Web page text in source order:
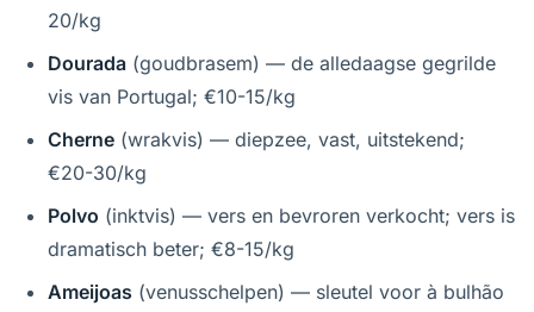
20/kg
Dourada (goudbrasem) — de alledaagse gegrilde
vis van Portugal; €10-15/kg
Cherne (wrakvis) — diepzee, vast, uitstekend;
€20-30/kg
Polvo (inktvis) — vers en bevroren verkocht; vers is
dramatisch beter; €8-15/kg
Ameijoas (venusschelpen) — sleutel voor à bulhão